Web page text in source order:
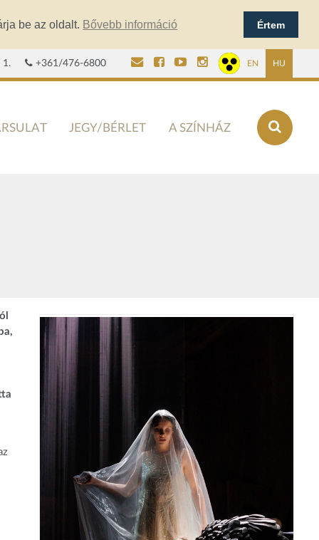
be az oldalt. Bővebb információ Értem
1. +361/476-6800 EN HU
JEGY/BÉRLET A SZÍNHÁZ